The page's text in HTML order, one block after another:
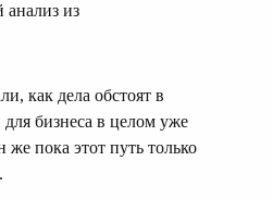
из
как дела обстоят в
бизнеса в целом уже
же пока этот путь только